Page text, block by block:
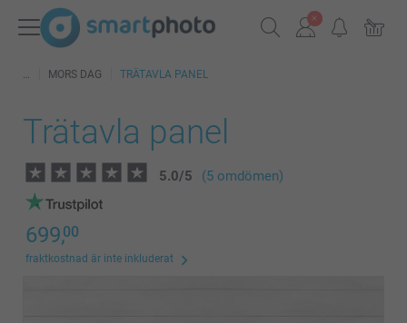
MORS DAG TRÄTAVLA PANEL
Trätavla panel
5.0/5 (5 omdömen)
699,00
fraktkostnad är inte inkluderat